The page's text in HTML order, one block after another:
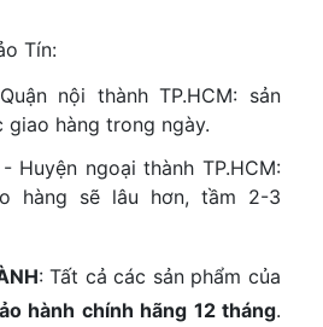
Tín:
nội thành TP.HCM: sản
giao hàng trong ngày.
Huyện ngoại thành TP.HCM:
hàng sẽ lâu hơn, tầm 2-3
: Tất cả các sản phẩm của
hành chính hãng 12 tháng.